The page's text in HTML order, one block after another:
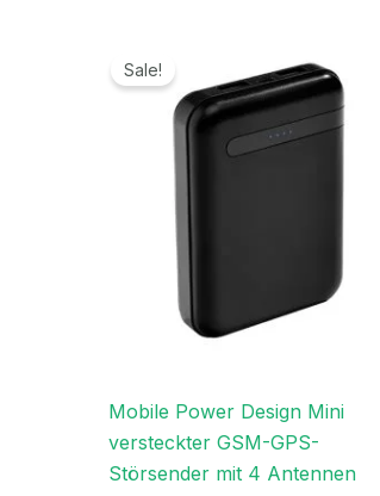
Sale!
Mobile Power Design Mini
versteckter GSM-GPS-
Störsender mit 4 Antennen
war:
239,00€
ist:
119,99€.